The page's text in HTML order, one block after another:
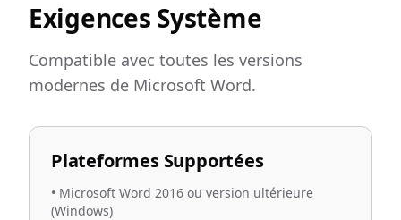
Exigences Système
Compatible avec toutes les versions
modernes de Microsoft Word.
Plateformes Supportées
• Microsoft Word 2016 ou version ultérieure
(Windows)